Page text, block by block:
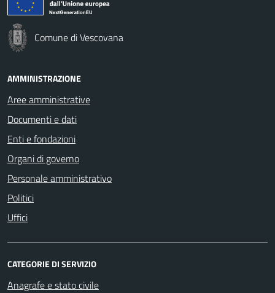
Comune di Vescovana
AMMINISTRAZIONE
Aree amministrative
Documenti e dati
Enti e fondazioni
Organi di governo
Personale amministrativo
Politici
Uffici
CATEGORIE DI SERVIZIO
Anagrafe e stato civile